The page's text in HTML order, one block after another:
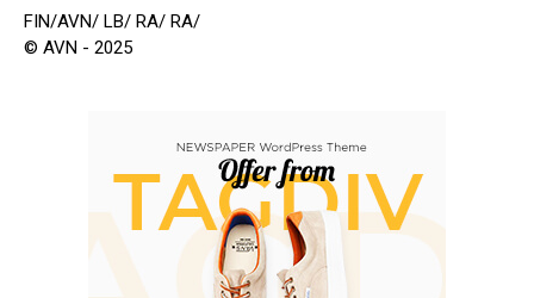
FIN/AVN/ LB/ RA/ RA/
© AVN - 2025